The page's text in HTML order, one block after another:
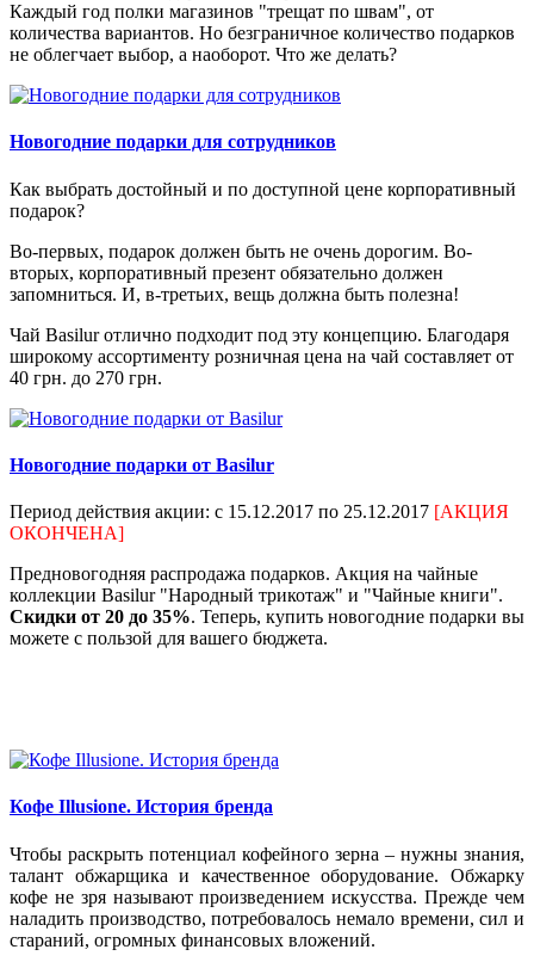
Каждый год полки магазинов "трещат по швам", от
количества вариантов. Но безграничное количество подарков
не облегчает выбор, а наоборот. Что же делать?
Новогодние подарки для сотрудников
Как выбрать достойный и по доступной цене корпоративный
подарок?
Во-первых, подарок должен быть не очень дорогим. Во-
вторых, корпоративный презент обязательно должен
запомниться. И, в-третьих, вещь должна быть полезна!
Чай Basilur отлично подходит под эту концепцию. Благодаря
широкому ассортименту розничная цена на чай составляет от
40 грн. до 270 грн.
Новогодние подарки от Basilur
Период действия акции: с 15.12.2017 по 25.12.2017 [АКЦИЯ
ОКОНЧЕНА]
Предновогодняя распродажа подарков. Акция на чайные
коллекции Basilur "Народный трикотаж" и "Чайные книги".
Скидки от 20 до 35%. Теперь, купить новогодние подарки вы
можете с пользой для вашего бюджета.
Кофе Illusione. История бренда
Чтобы раскрыть потенциал кофейного зерна – нужны знания,
талант обжарщика и качественное оборудование. Обжарку
кофе не зря называют произведением искусства. Прежде чем
наладить производство, потребовалось немало времени, сил и
стараний, огромных финансовых вложений.